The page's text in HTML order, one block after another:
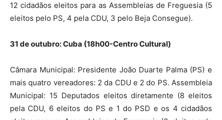
12 cidadãos eleitos para as Assembleias de Freguesia (5
eleitos pelo PS, 4 pela CDU, 3 pelo Beja Consegue).
31 de outubro: Cuba (18h00-Centro Cultural)
Câmara Municipal: Presidente João Duarte Palma (PS) e
mais quatro vereadores: 2 da CDU e 2 do PS. Assembleia
Municipal: 15 Deputados eleitos diretamente (8 eleitos
pela CDU, 6 eleitos do PS e 1 do PSD e os 4 cidadãos